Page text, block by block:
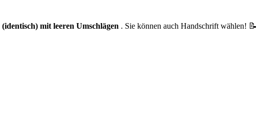
mit leeren Umschlägen . Sie können auch Handschrift wählen! 📝